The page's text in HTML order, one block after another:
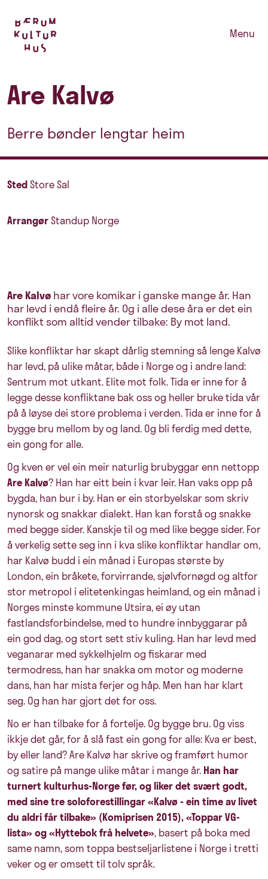
Menu
Are Kalvø
Berre bønder lengtar heim
StedStore Sal
ArrangørStandup Norge
Are Kalvø har vore komikar i ganske mange år. Han
har levd i endå fleire år. Og i alle dese åra er det ein
konflikt som alltid vender tilbake: By mot land.
Slike konfliktar har skapt dårlig stemning så lenge Kalvø
har levd, på ulike måtar, både i Norge og i andre land:
Sentrum mot utkant. Elite mot folk. Tida er inne for å
legge desse konfliktane bak oss og heller bruke tida vår
på å løyse dei store problema i verden. Tida er inne for å
bygge bru mellom by og land. Og bli ferdig med dette,
ein gong for alle.
Og kven er vel ein meir naturlig brubyggar enn nettopp
Are Kalvø? Han har eitt bein i kvar leir. Han vaks opp på
bygda, han bur i by. Han er ein storbyelskar som skriv
nynorsk og snakkar dialekt. Han kan forstå og snakke
med begge sider. Kanskje til og med like begge sider. For
å verkelig sette seg inn i kva slike konfliktar handlar om,
har Kalvø budd i ein månad i Europas største by
London, ein bråkete, forvirrande, sjølvfornøgd og altfor
stor metropol i elitetenkingas heimland, og ein månad i
Norges minste kommune Utsira, ei øy utan
fastlandsforbindelse, med to hundre innbyggarar på
ein god dag, og stort sett stiv kuling. Han har levd med
veganarar med sykkelhjelm og fiskarar med
termodress, han har snakka om motor og moderne
dans, han har mista ferjer og håp. Men han har klart
seg. Og han har gjort det for oss.
No er han tilbake for å fortelje. Og bygge bru. Og viss
ikkje det går, for å slå fast ein gong for alle: Kva er best,
by eller land? Are Kalvø har skrive og framført humor
og satire på mange ulike måtar i mange år. Han har
turnert kulturhus-Norge før, og liker det svært godt,
med sinetre soloforestillingar «Kalvø - ein time av livet
du aldri får tilbake» (Komiprisen 2015), «Toppar VG-
lista» og «Hyttebok frå helvete», basert på boka med
same namn, som toppa bestseljarlistene i Norge i tretti
veker og er omsett til tolv språk.